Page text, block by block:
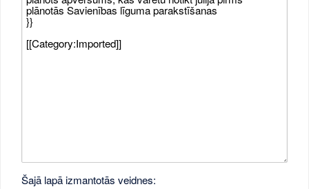
Šajā lapā izmantotās veidnes: